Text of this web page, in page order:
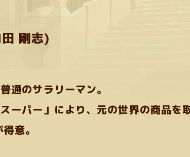
剛志)
通のサラリーマン。
ーパー」により、元の世界の商品を
意。